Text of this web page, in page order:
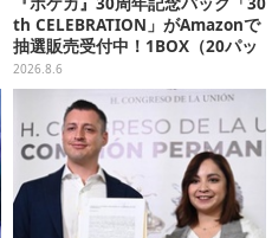
th CELEBRATION」がAmazonで
抽選販売受付中！1BOX（20パッ
ク入り）
2026.8.6